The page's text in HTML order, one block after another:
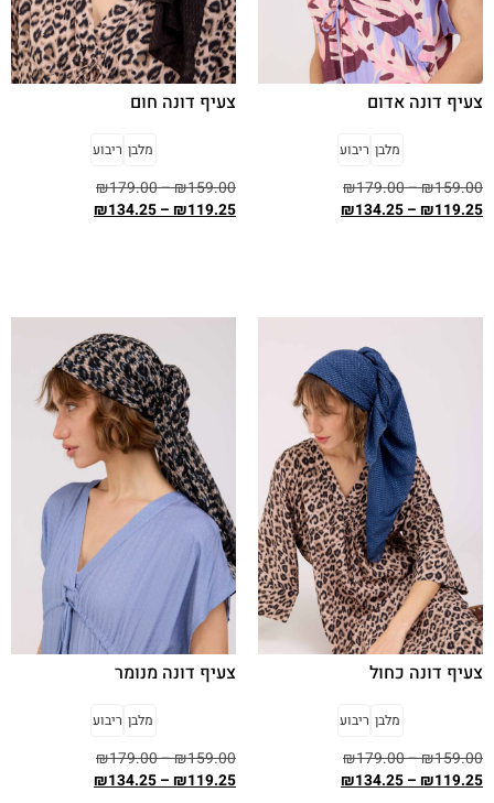
צעיף דונה אדום
מלבן ריבוע
₪159.00
–
₪179.00
₪119.25
–
₪134.25
צעיף דונה חום
מלבן ריבוע
₪159.00
–
₪179.00
₪119.25
–
₪134.25
צעיף דונה כחול
מלבן ריבוע
₪159.00
–
₪179.00
₪119.25
–
₪134.25
צעיף דונה מנומר
מלבן ריבוע
₪159.00
–
₪179.00
₪119.25
–
₪134.25